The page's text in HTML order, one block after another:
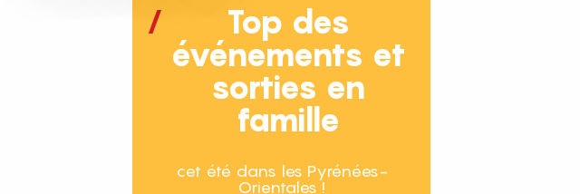
Top des
événements et
sorties en
famille
cet été dans les Pyrénées-
Orientales !